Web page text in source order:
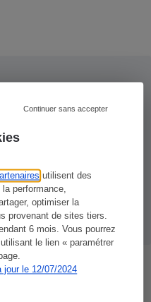
utilisent des
la performance,
optimiser la
provenant de sites tiers.
6 mois. Vous pourrez
le lien « paramétrer
jour le 12/07/2024
Continuer sans accepter
en sommeil